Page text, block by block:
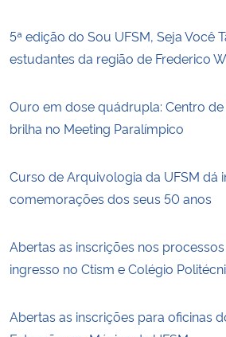
5ª edição do Sou UFSM, Seja Você
estudantes da região de Frederico
Ouro em dose quádrupla: Centro de
brilha no Meeting Paralímpico
Curso de Arquivologia da UFSM dá
comemorações dos seus 50 anos
Abertas as inscrições nos
ingresso no Ctism e Colégio
Abertas as inscrições para oficinas